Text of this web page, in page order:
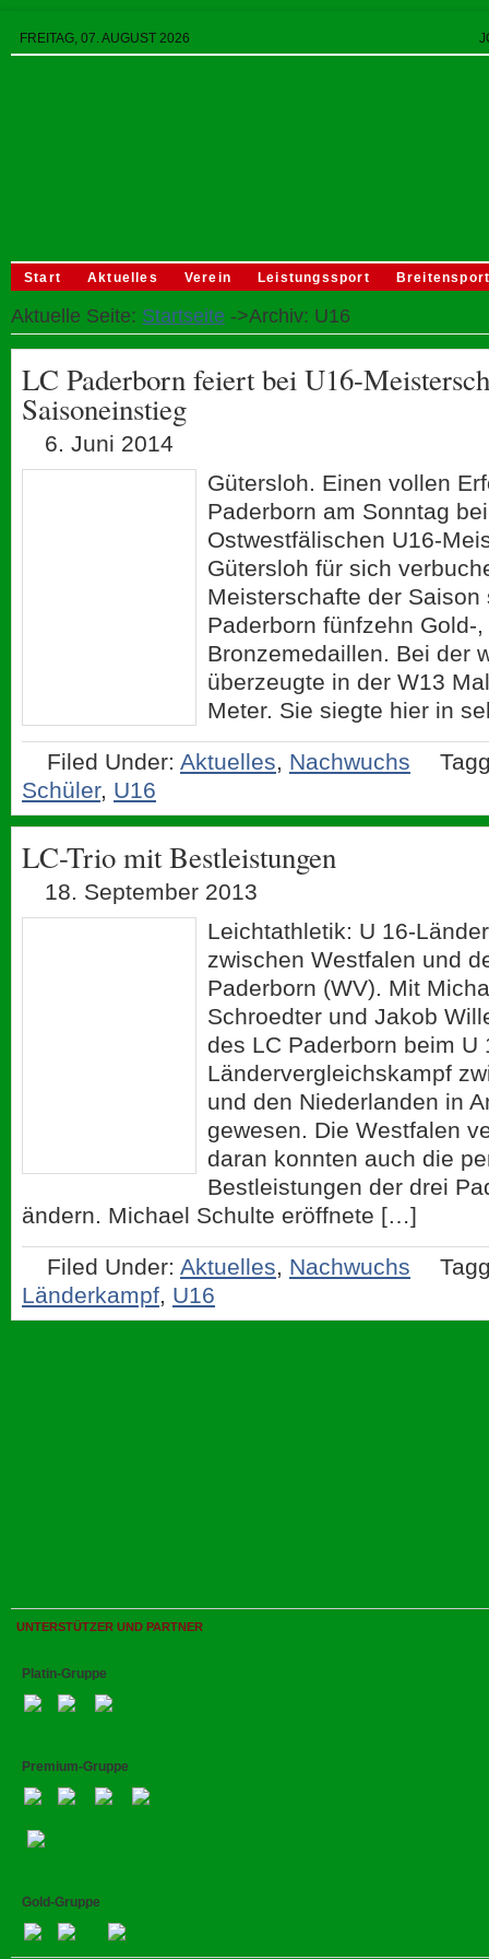
FREITAG, 07. AUGUST 2026
Start Aktuelles Verein Leistungssport
Aktuelle Seite: Startseite ->Archiv: U16
LC Paderborn feiert bei U16-
Saisoneinstieg
6. Juni 2014
Gütersloh. Einen vollen
Paderborn am Sonntag
Ostwestfälischen U16-
Gütersloh für sich
Meisterschafte der Saison
Paderborn fünfzehn Gold-
Bronzemedaillen. Bei der
überzeugte in der W13
Meter. Sie siegte hier in
Filed Under: Aktuelles, Nachwuchs
Schüler, U16
LC-Trio mit Bestleistungen
18. September 2013
Leichtathletik: U 16-
zwischen Westfalen und
Paderborn (WV). Mit
Schroedter und Jakob
des LC Paderborn beim U
Ländervergleichskampf
und den Niederlanden in
gewesen. Die Westfalen
daran konnten auch die
Bestleistungen der drei
ändern. Michael Schulte eröffnete […]
Filed Under: Aktuelles, Nachwuchs
Länderkampf, U16
UNTERSTÜTZER UND PARTNER
Platin-Gruppe
Premium-Gruppe
Gold-Gruppe